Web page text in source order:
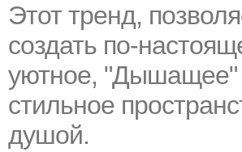
Этот тренд,
создать по-
уютное, "Дышащее"
стильное
душой.